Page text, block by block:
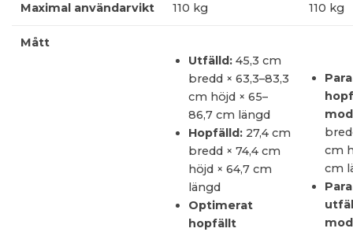
Maximal användarvikt 110 kg 110 kg
Mått
Utfälld:45,3 cm
bredd × 63,3–83,3
cm höjd × 65–
86,7 cm längd
Hopfälld:27,4 cm
bredd × 74,4 cm
höjd × 64,7 cm
längd
Optimerat
hopfällt
cm
cm